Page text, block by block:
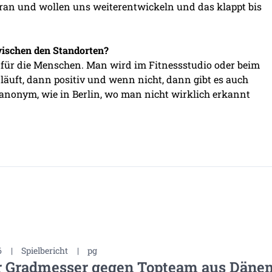
und wollen uns weiterentwickeln und das klappt bis
den Standorten?
die Menschen. Man wird im Fitnessstudio oder beim
dann positiv und wenn nicht, dann gibt es auch
wie in Berlin, wo man nicht wirklich erkannt
| Spielbericht | pg
Gradmesser gegen Topteam aus